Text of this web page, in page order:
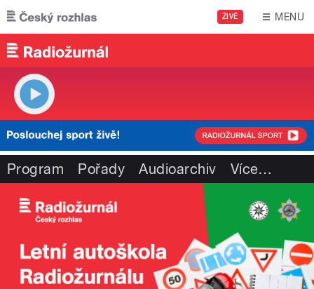
Přejít k hlavnímu obsahu
ŽIVĚ MENU
Program Pořady Audioarchiv Více…